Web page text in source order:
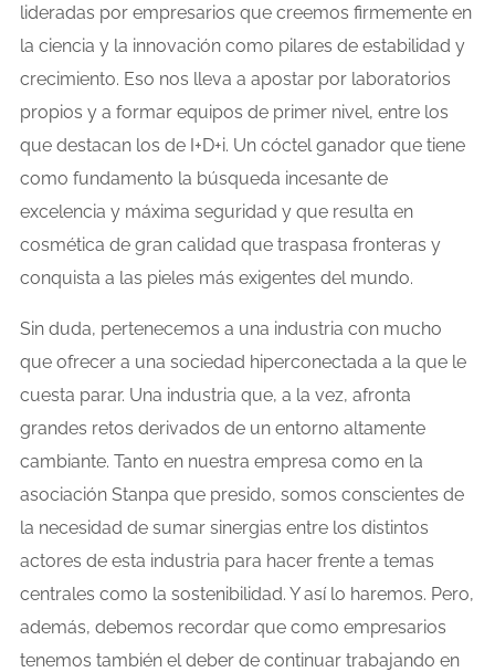
lideradas por empresarios que creemos firmemente en
la ciencia y la innovación como pilares de estabilidad y
crecimiento. Eso nos lleva a apostar por laboratorios
propios y a formar equipos de primer nivel, entre los
que destacan los de I+D+i. Un cóctel ganador que tiene
como fundamento la búsqueda incesante de
excelencia y máxima seguridad y que resulta en
cosmética de gran calidad que traspasa fronteras y
conquista a las pieles más exigentes del mundo.
Sin duda, pertenecemos a una industria con mucho
que ofrecer a una sociedad hiperconectada a la que le
cuesta parar. Una industria que, a la vez, afronta
grandes retos derivados de un entorno altamente
cambiante. Tanto en nuestra empresa como en la
asociación Stanpa que presido, somos conscientes de
la necesidad de sumar sinergias entre los distintos
actores de esta industria para hacer frente a temas
centrales como la sostenibilidad. Y así lo haremos. Pero,
además, debemos recordar que como empresarios
tenemos también el deber de continuar trabajando en